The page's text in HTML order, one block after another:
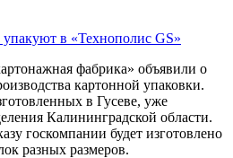
в «Технополис GS»
фабрика» объявили о
картонной упаковки.
в Гусеве, уже
Калининградской области.
госкомпании будет изготовлено
разных размеров.